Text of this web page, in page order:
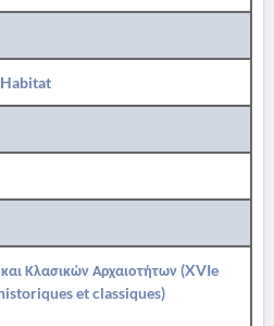
Habitat
Κλασικών Αρχαιοτήτων (XVIe
et classiques)